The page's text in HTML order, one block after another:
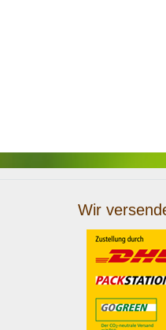
Wir